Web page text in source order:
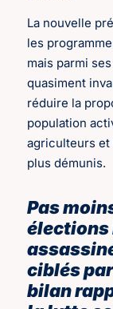
La nouvelle
les
mais parmi
quasiment
réduire la
population
agriculteurs et
plus démunis.
Pas
élections
ciblés
bilan